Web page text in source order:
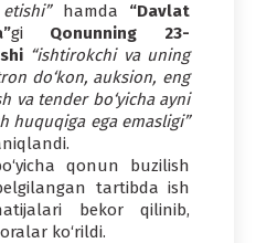
hamda “Davlat
gi Qonunning 23-
“ishtirokchi va uning
do‘kon, auksion, eng
va tender bo‘yicha ayni
huquqiga ega emasligi”
qonun buzilish
tartibda ish
bekor qilinib,
ko‘rildi.